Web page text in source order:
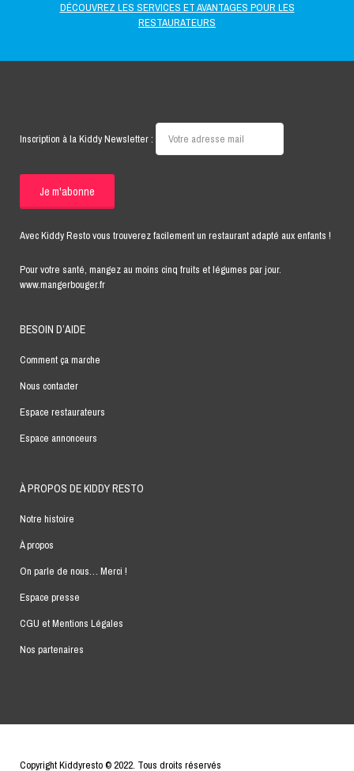
DÉCOUVREZ LES SERVICES ET AVANTAGES POUR LES
RESTAURATEURS
Inscription à la Kiddy Newsletter :
Avec Kiddy Resto vous trouverez facilement un restaurant adapté aux enfants !
Pour votre santé, mangez au moins cinq fruits et légumes par jour.
www.mangerbouger.fr
BESOIN D’AIDE
Comment ça marche
Nous contacter
Espace restaurateurs
Espace annonceurs
À PROPOS DE KIDDY RESTO
Notre histoire
À propos
On parle de nous… Merci !
Espace presse
CGU et Mentions Légales
Nos partenaires
Copyright Kiddyresto © 2022. Tous droits réservés